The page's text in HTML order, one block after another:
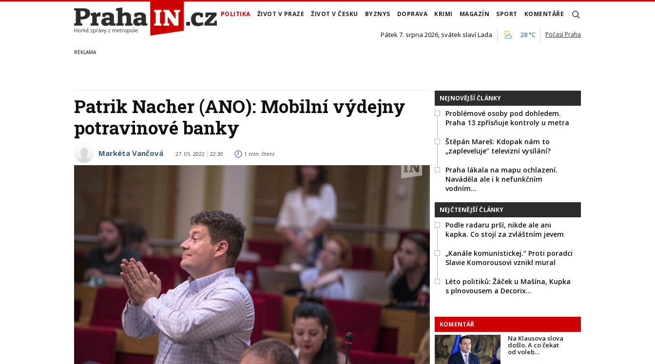
POLITIKA ŽIVOT V PRAZE ŽIVOT V ČESKU BYZNYS DOPRAVA KRIMI MAGAZÍN SPORT KOMENTÁŘE
Pátek 7. srpna 2026, svátek slaví Lada 28 °C Počasí Praha
Patrik Nacher (ANO): Mobilní výdejny
potravinové banky
Markéta Vančová 27. 05. 2022 22:30 1 min. čtení
NEJNOVĚJŠÍ ČLÁNKY
Problémové osoby pod dohledem.
Praha 13 zpřísňuje kontroly u metra
Štěpán Mareš: Kdopak nám to
„zapleveluje” televizní vysílání?
Praha lákala na mapu ochlazení.
Naváděla ale i k nefunkčním
vodním…
NEJČTENĚJŠÍ ČLÁNKY
Podle radaru prší, nikde ale ani
kapka. Co stojí za zvláštním jevem
„Kanále komunistickej.“ Proti poradci
Slavie Komorousovi vznikl mural
Léto politiků: Žáček u Mašína, Kupka
s plnovousem a Decorix…
KOMENTÁŘ
Na Klausova slova
došlo. A co čekat
od voleb…